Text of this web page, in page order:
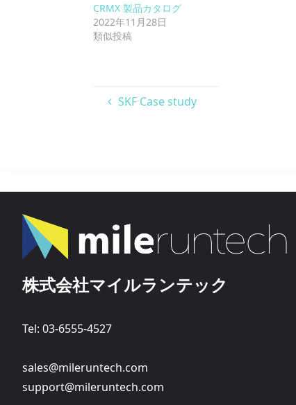
CRMX 製品カタログ
2022年11月28日
類似投稿
SKF Case study
株式会社マイルランテック
Tel: 03-6555-4527
sales@mileruntech.com
support@mileruntech.com